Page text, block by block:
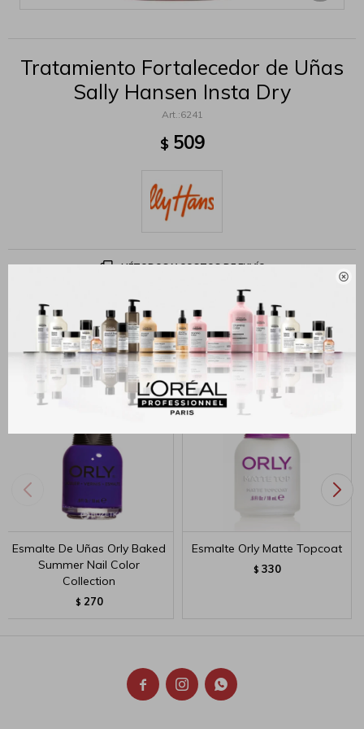

Tratamiento Fortalecedor de Uñas
Sally Hansen Insta Dry
6241
$ 509
MÉTODOS Y COSTOS DE ENVÍO
Productos que te pueden interesar
Esmalte De Uñas Orly Baked
Summer Nail Color
Collection
$ 270
Esmalte Orly Matte Topcoat
$ 330
  